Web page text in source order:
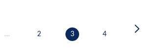
… 2 3 4